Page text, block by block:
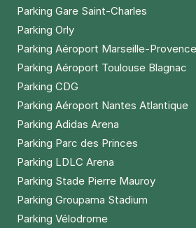
Parking Gare Saint-Charles
Parking Orly
Parking Aéroport Marseille-Provence
Parking Aéroport Toulouse Blagnac
Parking CDG
Parking Aéroport Nantes Atlantique
Parking Adidas Arena
Parking Parc des Princes
Parking LDLC Arena
Parking Stade Pierre Mauroy
Parking Groupama Stadium
Parking Vélodrome